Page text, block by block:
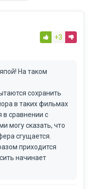
+3
На таком
сохранить
в таких фильмах
сравнении с
могу сказать, что
сгущается.
приходится
начинает